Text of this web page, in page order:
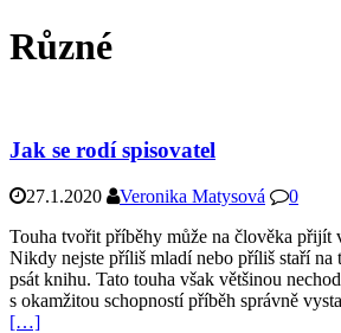
Různé
Jak se rodí spisovatel
27.1.2020 Veronika Matysová
0
Touha tvořit příběhy může na člověka přijít
Nikdy nejste příliš mladí nebo příliš staří na
psát knihu. Tato touha však většinou
s okamžitou schopností příběh správně
[…]